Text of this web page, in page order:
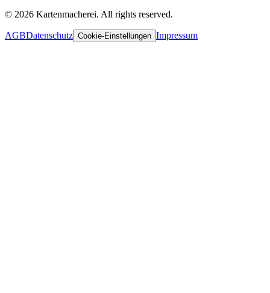
© 2026 Kartenmacherei. All rights reserved.
AGBDatenschutz Cookie-Einstellungen Impressum